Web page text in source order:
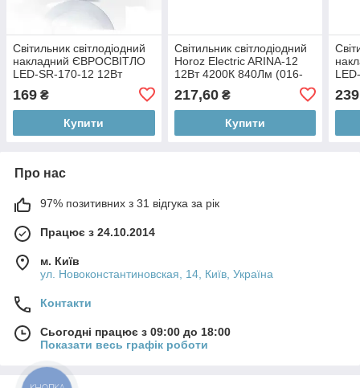
Світильник світлодіодний
накладний ЄВРОСВІТЛО
LED-SR-170-12 12Вт
(000039183)
169 ₴
Купити
Світильник світлодіодний
Horoz Electric ARINA-12
12Вт 4200К 840Лм (016-
217,60₴
Купити
239
Про нас
97% позитивних з 31 відгука за рік
Працює з 24.10.2014
м. Київ
ул. Новоконстантиновская, 14, Київ, Україна
Контакти
Сьогодні працює з 09:00 до 18:00
Показати весь графік роботи